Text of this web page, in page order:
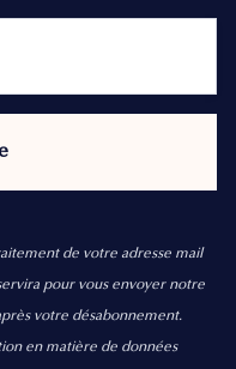
de votre adresse mail
pour vous envoyer notre
votre désabonnement.
en matière de données